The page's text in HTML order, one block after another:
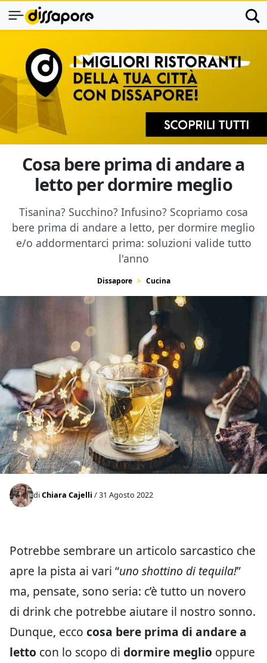
Cosa bere prima di andare a
letto per dormire meglio
Tisanina? Succhino? Infusino? Scopriamo cosa
bere prima di andare a letto, per dormire meglio
e/o addormentarci prima: soluzioni valide tutto
l'anno
Dissapore Cucina
diChiara Cajelli / 31 Agosto 2022
Potrebbe sembrare un articolo sarcastico che
apre la pista ai vari “uno shottino di tequila!”
ma, pensate, sono seria: c’è tutto un novero
di drink che potrebbe aiutare il nostro sonno.
Dunque, ecco cosa bere prima di andare a
letto con lo scopo di dormire meglio oppure